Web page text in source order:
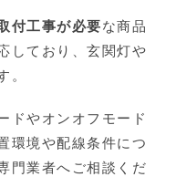
付工事が必要な商品
しており、玄関灯や
。
ドやオンオフモード
環境や配線条件につ
門業者へご相談くだ